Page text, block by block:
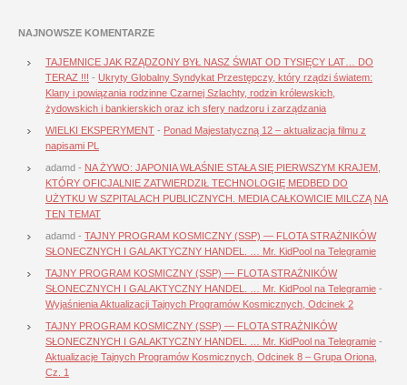
NAJNOWSZE KOMENTARZE
TAJEMNICE JAK RZĄDZONY BYŁ NASZ ŚWIAT OD TYSIĘCY LAT… DO
TERAZ !!! - Ukryty Globalny Syndykat Przestępczy, który rządzi światem:
Klany i powiązania rodzinne Czarnej Szlachty, rodzin królewskich,
żydowskich i bankierskich oraz ich sfery nadzoru i zarządzania
WIELKI EKSPERYMENT - Ponad Majestatyczną 12 – aktualizacja filmu z
napisami PL
adamd - NA ŻYWO: JAPONIA WŁAŚNIE STAŁA SIĘ PIERWSZYM KRAJEM,
KTÓRY OFICJALNIE ZATWIERDZIŁ TECHNOLOGIĘ MEDBED DO
UŻYTKU W SZPITALACH PUBLICZNYCH. MEDIA CAŁKOWICIE MILCZĄ NA
TEN TEMAT
adamd - TAJNY PROGRAM KOSMICZNY (SSP) — FLOTA STRAŻNIKÓW
SŁONECZNYCH I GALAKTYCZNY HANDEL. … Mr. KidPool na Telegramie
TAJNY PROGRAM KOSMICZNY (SSP) — FLOTA STRAŻNIKÓW
SŁONECZNYCH I GALAKTYCZNY HANDEL. … Mr. KidPool na Telegramie -
Wyjaśnienia Aktualizacji Tajnych Programów Kosmicznych, Odcinek 2
TAJNY PROGRAM KOSMICZNY (SSP) — FLOTA STRAŻNIKÓW
SŁONECZNYCH I GALAKTYCZNY HANDEL. … Mr. KidPool na Telegramie -
Aktualizacje Tajnych Programów Kosmicznych, Odcinek 8 – Grupa Oriona,
Cz. 1